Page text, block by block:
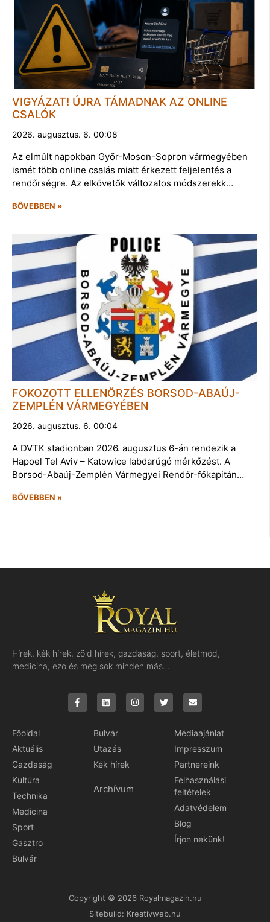
VIGYÁZAT! ÚJRA TÁMADNAK AZ ONLINE
CSALÓK
2026. augusztus. 6. 00:08
Az elmúlt napokban Győr-Moson-Sopron vármegyében
ismét több online csalás miatt érkezett feljelentés a
rendőrségre. Az elkövetők változatos módszerekk…
BŐVEBBEN »
FOKOZOTT ELLENŐRZÉS BORSOD-ABAÚJ-
ZEMPLÉN VÁRMEGYÉBEN
2026. augusztus. 6. 00:04
A DVTK stadionban 2026. augusztus 6-án rendezik a
Hapoel Tel Aviv – Katowice labdarúgó mérkőzést. A
Borsod-Abaúj-Zemplén Vármegyei Rendőr-főkapitán…
BŐVEBBEN »
Hírek, kék hírek, zöld hírek, gazdaság, sport, életmód,
medicina, ezo és még sok minden más…
Főoldal
Aktuális
Gazdaság
Kultúra
Technika
Medicina
Sport
Gasztro
Bulvár
Bulvár
Utazás
Kék hírek
Archívum
Médiaajánlat
Impresszum
Partnereink
Felhasználási
feltételek
Adatvédelem
Blog
Írjon nekünk!
Copyright © 2026 Royalmagazin.hu
Sitebuild: Kreativweb.hu